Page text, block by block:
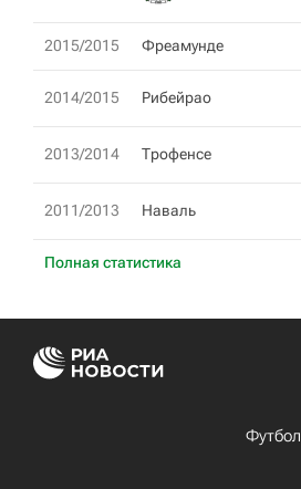
Полная статистика
2015/2015 Фреамунде
2014/2015 Рибейрао
2013/2014 Трофенсе
2011/2013 Наваль
Футбол